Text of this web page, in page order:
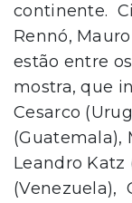
continente.
Rennó,
estão entre
mostra, que
Cesarco
(Guatemala),
Leandro Katz
(Venezuela),